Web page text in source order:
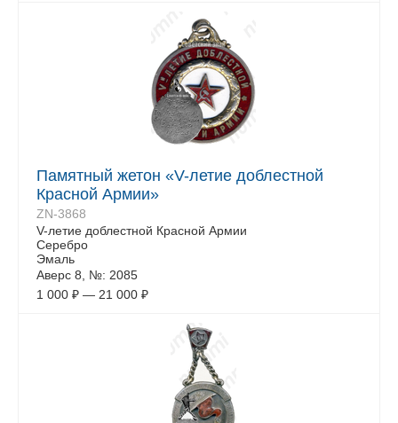
Памятный жетон «V-летие доблестной
Красной Армии»
ZN-3868
V-летие доблестной Красной Армии
Серебро
Эмаль
Аверс 8, №: 2085
1 000 ₽ — 21 000 ₽